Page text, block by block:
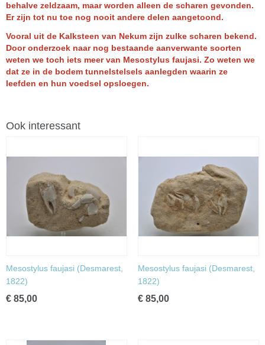
behalve zeldzaam, maar worden alleen de scharen gevonden.
Er zijn tot nu toe nog nooit andere delen aangetoond.
Vooral uit de Kalksteen van Nekum zijn zulke scharen bekend.
Door onderzoek naar nog bestaande aanverwante soorten
weten we toch iets meer van Mesostylus faujasi. Zo weten we
dat ze in de bodem tunnelstelsels aanlegden waarin ze
leefden en hun voedsel opsloegen.
Ook interessant
Mesostylus faujasi (Desmarest,
1822)
€ 85,00
Mesostylus faujasi (Desmarest,
1822)
€ 85,00